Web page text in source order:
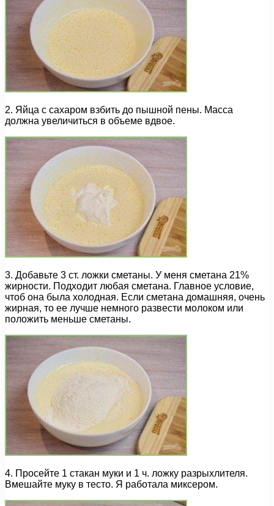
2. Яйца с сахаром взбить до пышной пены. Масса
должна увеличиться в объеме вдвое.
3. Добавьте 3 ст. ложки сметаны. У меня сметана 21%
жирности. Подходит любая сметана. Главное условие,
чтоб она была холодная. Если сметана домашняя, очень
жирная, то ее лучше немного развести молоком или
положить меньше сметаны.
4. Просейте 1 стакан муки и 1 ч. ложку разрыхлителя.
Вмешайте муку в тесто. Я работала миксером.